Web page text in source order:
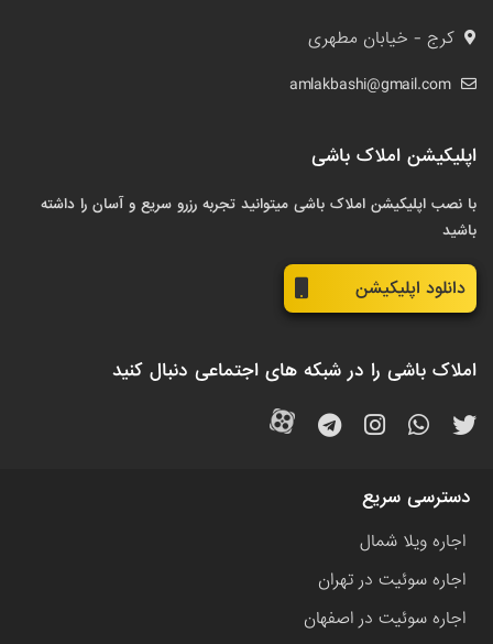
کرج - خیابان مطهری
amlakbashi@gmail.com
اپلیکیشن املاک باشی
با نصب اپلیکیشن املاک باشی میتوانید تجربه رزرو سریع و آسان را داشته
باشید
دانلود اپلیکیشن
املاک باشی را در شبکه های اجتماعی دنبال کنید
دسترسی سریع
اجاره ویلا شمال
اجاره سوئیت در تهران
اجاره سوئیت در اصفهان